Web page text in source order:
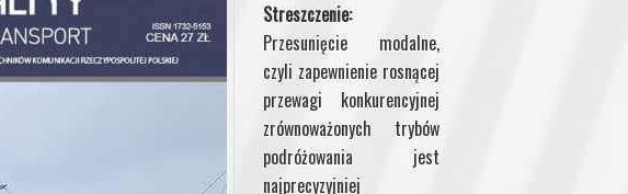
Streszczenie:
Przesunięcie modalne,
czyli zapewnienie rosnącej
przewagi konkurencyjnej
zrównoważonych trybów
podróżowania jest
najprecyzyjniej